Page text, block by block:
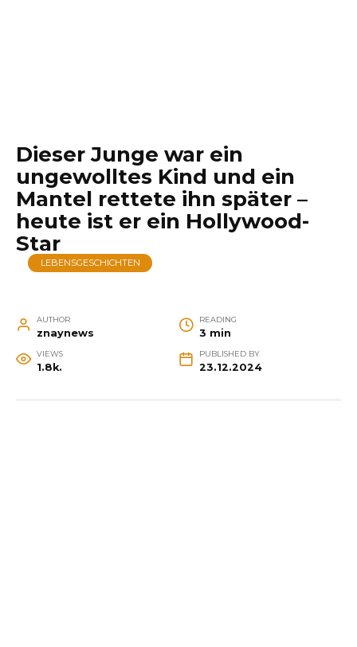
Dieser Junge war ein
ungewolltes Kind und ein
Mantel rettete ihn später –
heute ist er ein Hollywood-
Star
LEBENSGESCHICHTEN
AUTHOR
znaynews
READING
3 min
VIEWS
1.8k.
PUBLISHED BY
23.12.2024